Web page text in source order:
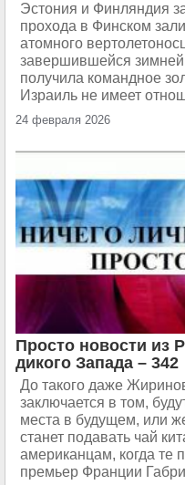
Эстония и Финляндия
прохода в Финском
атомного
завершившейся
получила командное
Израиль не имеет
24 февраля 2026
Просто новости из
дикого Запада – 342
До такого даже
заключается в том,
места в будущем, или
станет подавать чай
американцам, когда те
премьер Франции